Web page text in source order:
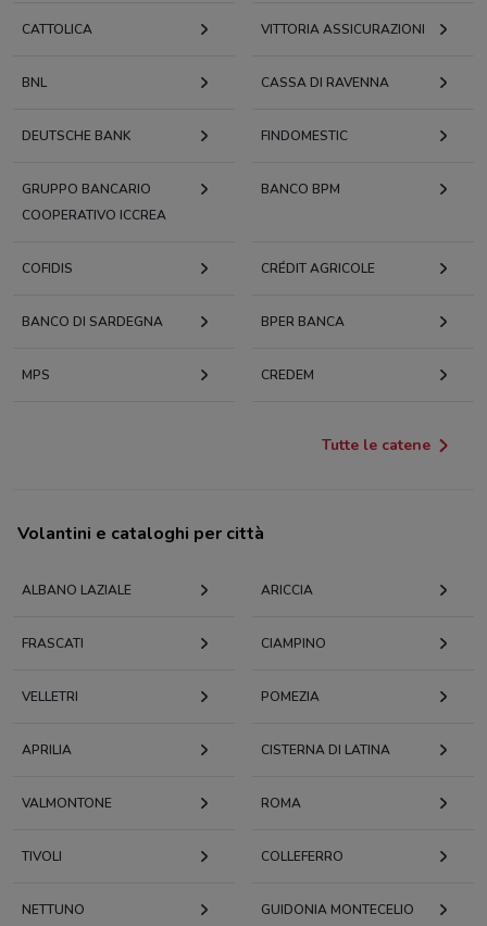
CATTOLICA VITTORIA ASSICURAZIONI
BNL CASSA DI RAVENNA
DEUTSCHE BANK FINDOMESTIC
GRUPPO BANCARIO
COOPERATIVO ICCREA
BANCO BPM
COFIDIS CRÉDIT AGRICOLE
BANCO DI SARDEGNA BPER BANCA
MPS CREDEM
Tutte le catene
Volantini e cataloghi per città
ALBANO LAZIALE ARICCIA
FRASCATI CIAMPINO
VELLETRI POMEZIA
APRILIA CISTERNA DI LATINA
VALMONTONE ROMA
TIVOLI COLLEFERRO
NETTUNO GUIDONIA MONTECELIO